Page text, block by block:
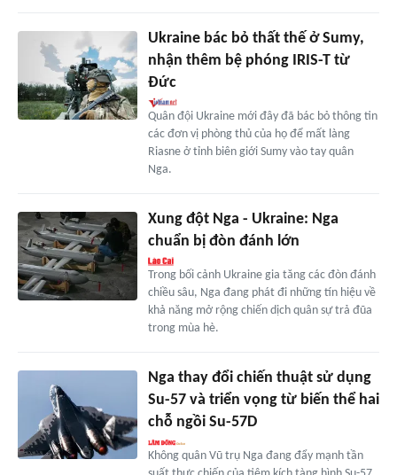
Ukraine bác bỏ thất thế ở Sumy,
nhận thêm bệ phóng IRIS-T từ
Đức
Quân đội Ukraine mới đây đã bác bỏ thông tin
các đơn vị phòng thủ của họ để mất làng
Riasne ở tỉnh biên giới Sumy vào tay quân
Nga.
Xung đột Nga - Ukraine: Nga
chuẩn bị đòn đánh lớn
Trong bối cảnh Ukraine gia tăng các đòn đánh
chiều sâu, Nga đang phát đi những tín hiệu về
khả năng mở rộng chiến dịch quân sự trả đũa
trong mùa hè.
Nga thay đổi chiến thuật sử dụng
Su-57 và triển vọng từ biến thể hai
chỗ ngồi Su-57D
Không quân Vũ trụ Nga đang đẩy mạnh tần